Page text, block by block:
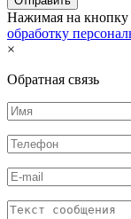
Нажимая на
обработку
×
Обратная связь